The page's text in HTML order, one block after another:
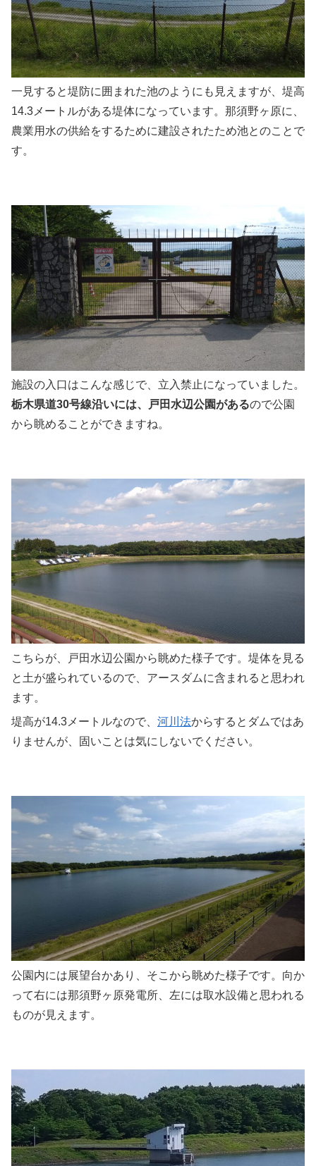
一見すると堤防に囲まれた池のようにも見えますが、堤高
14.3メートルがある堤体になっています。那須野ヶ原に、
農業用水の供給をするために建設されたため池とのことで
す。
施設の入口はこんな感じで、立入禁止になっていました。
栃木県道30号線沿いには、戸田水辺公園があるので公園
から眺めることができますね。
こちらが、戸田水辺公園から眺めた様子です。堤体を見る
と土が盛られているので、アースダムに含まれると思われ
ます。
堤高が14.3メートルなので、 河川法からするとダムではあ
りませんが、固いことは気にしないでください。
公園内には展望台かあり、そこから眺めた様子です。向か
って右には那須野ヶ原発電所、左には取水設備と思われる
ものが見えます。